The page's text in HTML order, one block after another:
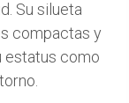
Su silueta
compactas y
estatus como